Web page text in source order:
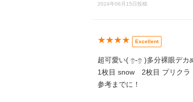
2024年06月15日投稿
★★★★ Excellent
超可愛い( ඉ-ඉ )多分裸眼デカ
1枚目 snow 2枚目 プリクラ
参考までに！